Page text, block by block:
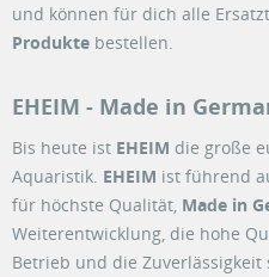
und können für dich alle
Produkte bestellen.
EHEIM - Made in
Bis heute ist EHEIM die große
Aquaristik. EHEIM ist führend
für höchste Qualität, Made in
Weiterentwicklung, die hohe
Betrieb und die